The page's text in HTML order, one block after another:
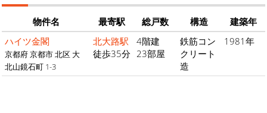
物件名 最寄駅 総戸数 構造
建築年
ハイツ金閣
京都府 京都市 北区 大
北山鏡石町 1-3
北大路駅
徒歩35分
4階建
23部屋
鉄筋コン
クリート
造
1981年